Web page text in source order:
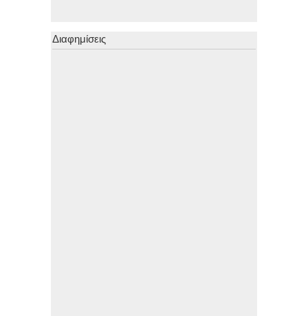
Διαφημίσεις